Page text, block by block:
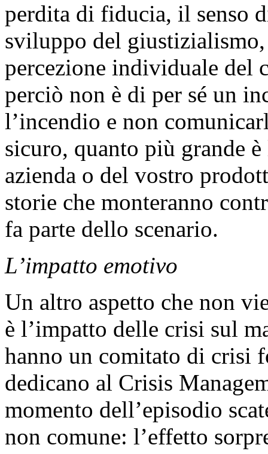
perdita di fiducia, il senso
sviluppo del
percezione individuale del
perciò non è di per sé un
l’incendio e non
sicuro, quanto più grande
azienda o del vostro
storie che monteranno
fa parte dello scenario.
L’impatto emotivo
Un altro aspetto che non
è l’impatto delle crisi sul
hanno un comitato di crisi
dedicano al Crisis
momento dell’episodio
non comune: l’effetto